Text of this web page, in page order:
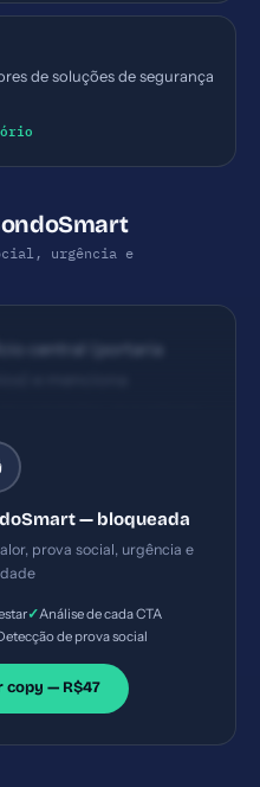
de soluções de segurança
urgência e
central (portaria
diferenciador e
porém poderia
aparecem
supõe-se
claro (ex.: 'Solicitar
respeitando a
— bloqueada
prova social, urgência e
✓Análise de cada CTA
de prova social
copy — R$47